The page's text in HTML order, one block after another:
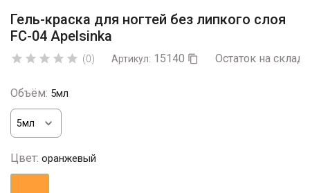
Гель-краска для ногтей без липкого слоя
FC-04 Apelsinka
     (0) Артикул: 15140  Остаток на
Объём: 5мл
Цвет: оранжевый